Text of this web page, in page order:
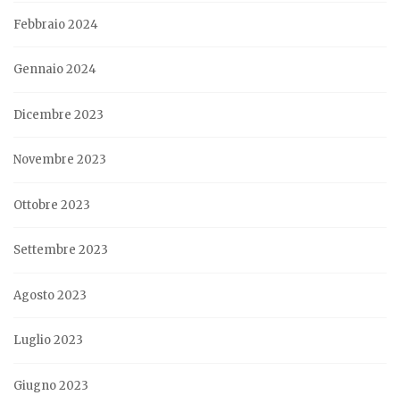
Febbraio 2024
Gennaio 2024
Dicembre 2023
Novembre 2023
Ottobre 2023
Settembre 2023
Agosto 2023
Luglio 2023
Giugno 2023